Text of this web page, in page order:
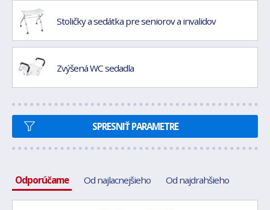
Stoličky a sedátka pre seniorov a invalidov
Zvýšená WC sedadla
SPRESNIŤ PARAMETRE
Odporúčame Od najlacnejšieho Od najdrahšieho